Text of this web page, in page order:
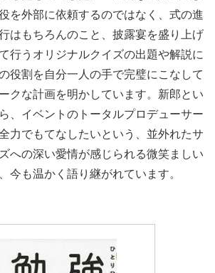
を外部に依頼するのではなく、式の進
はもちろんのこと、披露宴を盛り上げ
行うオリジナルクイズの出題や解説に
役割を自分一人の手で完璧にこなして
クな計画を明かしています。新郎とい
、イベントのトータルプロデューサー
力でもてなしたいという、並外れたサ
への深い愛情が感じられる微笑ましい
今も温かく語り継がれています。